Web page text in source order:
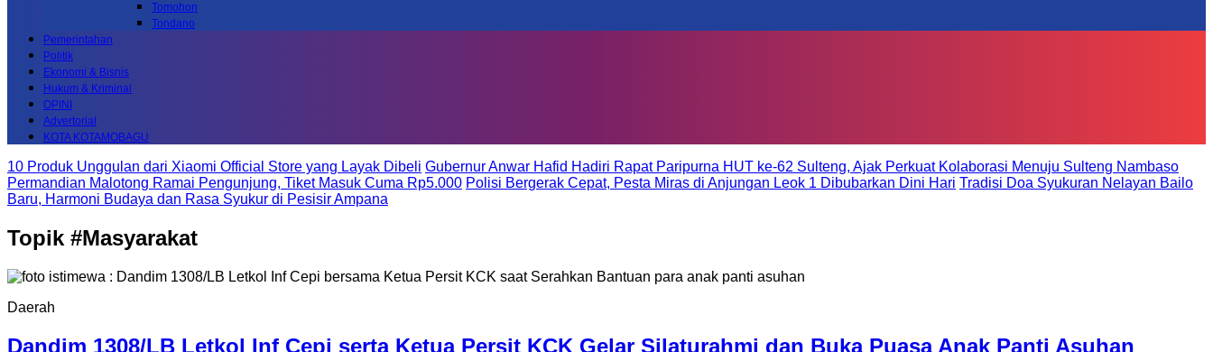
Tomohon
Tondano
Pemerintahan
Politik
Ekonomi & Bisnis
Hukum & Kriminal
OPINI
Advertorial
KOTA KOTAMOBAGU
10 Produk Unggulan dari Xiaomi Official Store yang Layak Dibeli Gubernur Anwar Hafid Hadiri Rapat Paripurna HUT ke-62 Sulteng, Ajak Perkuat Kolaborasi Menuju Sulteng Nambaso
Permandian Malotong Ramai Pengunjung, Tiket Masuk Cuma Rp5.000 Polisi Bergerak Cepat, Pesta Miras di Anjungan Leok 1 Dibubarkan Dini Hari Tradisi Doa Syukuran Nelayan Bailo
Baru, Harmoni Budaya dan Rasa Syukur di Pesisir Ampana
Topik #Masyarakat
Daerah
Dandim 1308/LB Letkol Inf Cepi serta Ketua Persit KCK Gelar Silaturahmi dan Buka Puasa Anak Panti Asuhan